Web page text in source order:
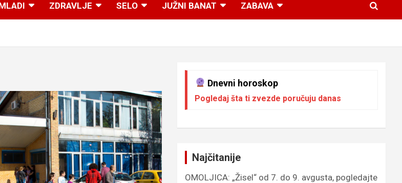
ZDRAVLJE SELO JUŽNI BANAT ZABAVA
Dnevni horoskop
Pogledaj šta ti zvezde poručuju danas
Najčitanije
OMOLJICA: „Žisel“ od 7. do 9. avgusta, pogledajte